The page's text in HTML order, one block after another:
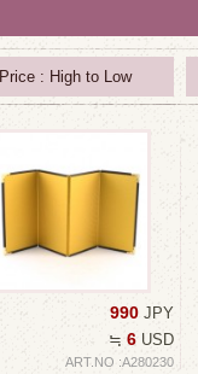
Price : High to Low
990 JPY
≒ 6 USD
ART.NO :A280230